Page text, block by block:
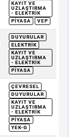
KAYIT VE
UZLAŞTIRMA
- ELEKTRIK
PIYASA
VEP
DUYURULAR
ELEKTRIK
KAYIT VE
UZLAŞTIRMA
- ELEKTRIK
PIYASA
ÇEVRESEL
DUYURULAR
KAYIT VE
UZLAŞTIRMA
- ELEKTRIK
PIYASA
YEK-G